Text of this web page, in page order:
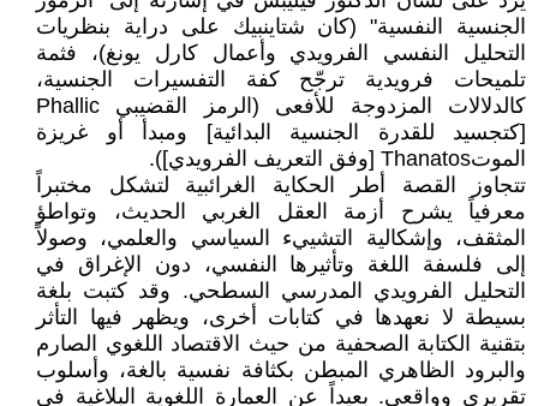
الجنسية النفسية" (كان شتاينبيك على دراية بنظريات
التحليل النفسي الفرويدي وأعمال كارل يونغ)، فثمة
تلميحات فرويدية ترجّح كفة التفسيرات الجنسية،
كالدلالات المزدوجة للأفعى (الرمز القضيبي Phallic
[كتجسيد للقدرة الجنسية البدائية] ومبدأ أو غريزة
الموتThanatos [وفق التعريف الفرويدي]).
تتجاوز القصة أطر الحكاية الغرائبية لتشكل مختبراً
معرفياً يشرح أزمة العقل الغربي الحديث، وتواطؤ
المثقف، وإشكالية التشييء السياسي والعلمي، وصولاً
إلى فلسفة اللغة وتأثيرها النفسي، دون الإغراق في
التحليل الفرويدي المدرسي السطحي. وقد كتبت بلغة
بسيطة لا نعهدها في كتابات أخرى، ويظهر فيها التأثر
بتقنية الكتابة الصحفية من حيث الاقتصاد اللغوي الصارم
والبرود الظاهري المبطن بكثافة نفسية بالغة، وأسلوب
تقريري وواقعي. بعيداً عن العمارة اللغوية البلاغية في